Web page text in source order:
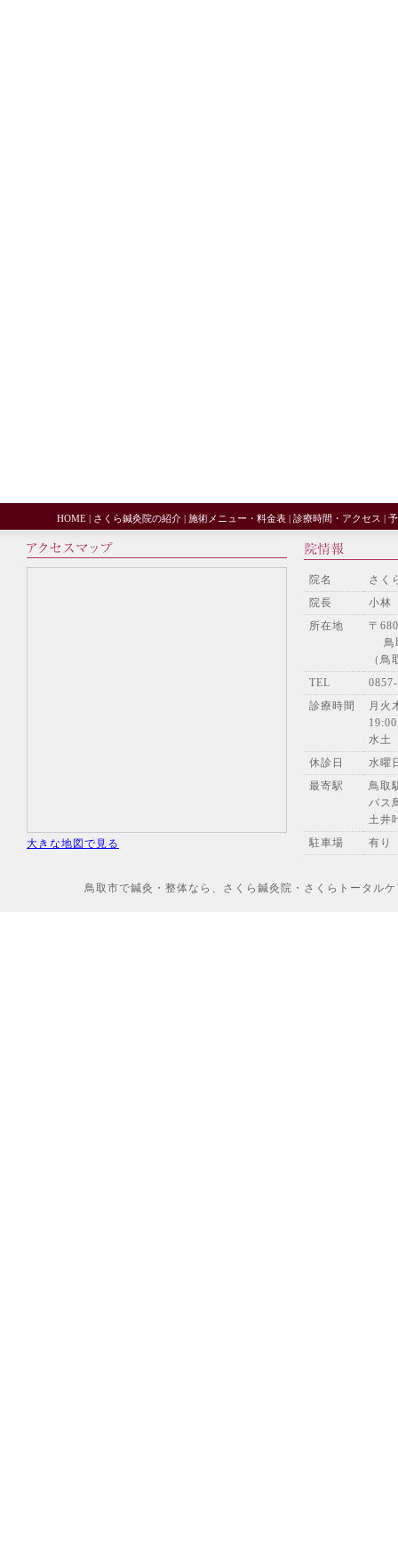
HOME| さくら鍼灸院の紹介| 施術メニュー・料金表| 診療時間・アクセス |
大きな地図で見る
院名
さく
院長
小林
所在地
〒
鳥
（
TEL
診療時間
月火
19:00
水
休診日
水曜
最寄駅
鳥取
バス
土井
駐車場
有り
鳥取市で鍼灸・整体なら、さくら鍼灸院・さくらトータ